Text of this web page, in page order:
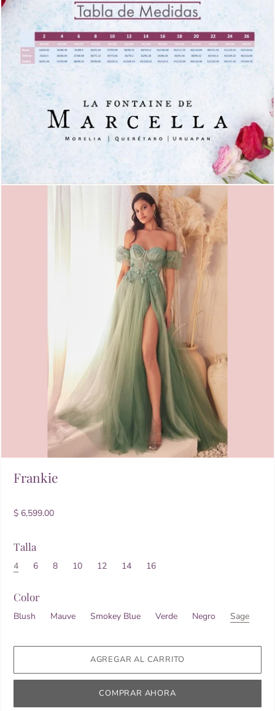
Frankie
$ 6,599.00
Talla
4 6 8 10 12 14 16
Color
Blush Mauve Smokey Blue Verde Negro Sage
COMPRAR AHORA